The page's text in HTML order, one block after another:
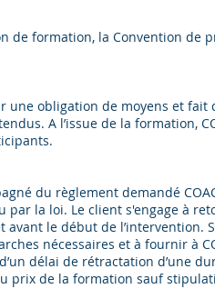
de formation, la Convention de
sur une obligation de moyens et
A l’issue de la formation,
du règlement demandé
la loi. Le client s'engage à
avant le début de
nécessaires et à fournir à
délai de rétractation d’une
prix de la formation sauf